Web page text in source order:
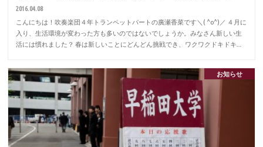
2016.04.08
こんにちは！吹奏楽団４年トランペットパートの廣瀬香菜です＼( ^o^)／ ４月に
入り、生活環境が変わった方も多いのではないでしょうか。みなさん新しい生
活には慣れました？ 春は新しいことにどんどん挑戦でき、ワクワクドキドキ…
お知らせ